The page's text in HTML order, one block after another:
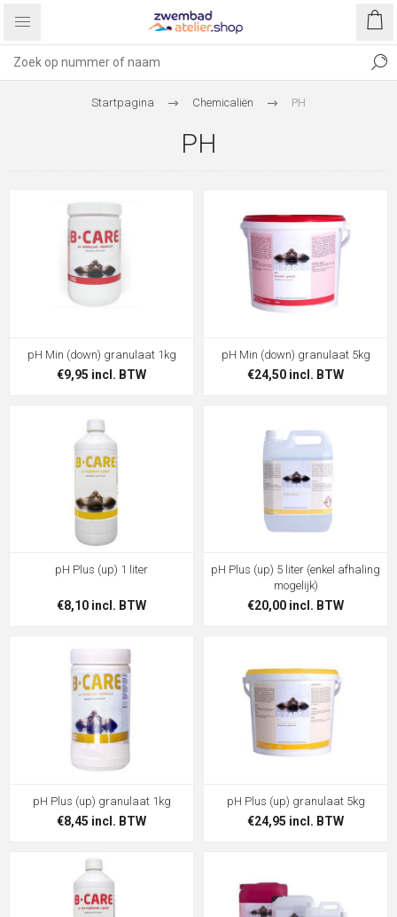
Startpagina Chemicaliën PH
PH
pH Min (down) granulaat 1kg
€9,95 incl. BTW
pH Min (down) granulaat 5kg
€24,50 incl. BTW
pH Plus (up) 1 liter
€8,10 incl. BTW
pH Plus (up) 5 liter (enkel afhaling
mogelijk)
€20,00 incl. BTW
pH Plus (up) granulaat 1kg
€8,45 incl. BTW
pH Plus (up) granulaat 5kg
€24,95 incl. BTW